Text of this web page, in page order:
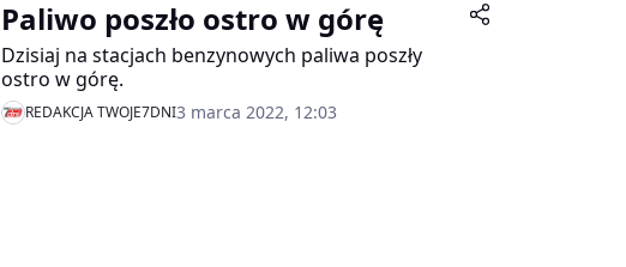
Paliwo poszło ostro w górę
Dzisiaj na stacjach benzynowych paliwa poszły
ostro w górę.
REDAKCJA TWOJE7DNI3 marca 2022, 12:03